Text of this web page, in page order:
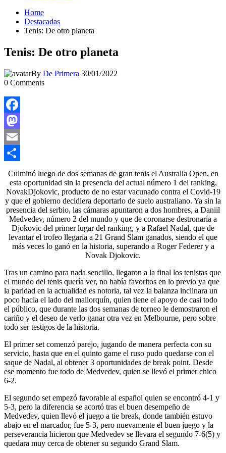
Home
Destacadas
Tenis: De otro planeta
Tenis: De otro planeta
By De Primera 30/01/2022
0 Comments
Facebook
Mastodon
Email
Compartir
Culminó luego de dos semanas de gran tenis el Australia Open, en
esta oportunidad sin la presencia del actual número 1 del ranking,
NovakDjokovic, producto de no estar vacunado contra el Covid-19
y que el gobierno decidiera deportarlo de suelo australiano. Ya sin la
presencia del serbio, las cámaras apuntaron a dos hombres, a Daniil
Medvedev, número 2 del mundo y que de coronarse destronaría a
Djokovic del primer lugar del ranking, y a Rafael Nadal, que de
levantar el trofeo llegaría a 21 Grand Slam ganados, siendo el que
más veces lo ganó en la historia, superando a Roger Federer y a
Novak Djokovic.
Tras un camino para nada sencillo, llegaron a la final los tenistas que
el mundo del tenis quería ver, no había favoritos en lo previo ya que
la paridad en la actualidad es notoria, tal vez la balanza inclinara un
poco hacia el lado del mallorquín, quien tiene el apoyo de casi todo
el público, que durante las dos semanas de torneo le demostraron el
cariño y el deseo de verlo ganar otra vez en Melbourne, pero sobre
todo ser testigos de la historia.
El primer set comenzó parejo, jugando de manera perfecta con su
servicio, hasta que en el quinto game el ruso pudo quedarse con el
saque de Nadal, al obtener 3 oportunidades de break point. Desde
ese momento fue todo de Medvedev, quien se llevó el primer chico
6-2.
El segundo set empezó favorable al español quien se encontró 4-1 y
5-3, pero la diferencia se acortó tras el buen desempeño de
Medvedev, quien llevó el juego a tie break, donde también estuvo
abajo en el marcador, fue 5-3, pero nuevamente el buen juego y la
perseverancia hicieron que Medvedev se llevara el segundo 7-6(5) y
quedara muy cerca de obtener su segundo Grand Slam.